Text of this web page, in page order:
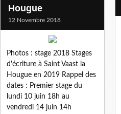
Hougue
12 Novembre 2018
Photos : stage 2018 Stages
d'écriture à Saint Vaast la
Hougue en 2019 Rappel des
dates : Premier stage du
lundi 10 juin 18h au
vendredi 14 juin 14h